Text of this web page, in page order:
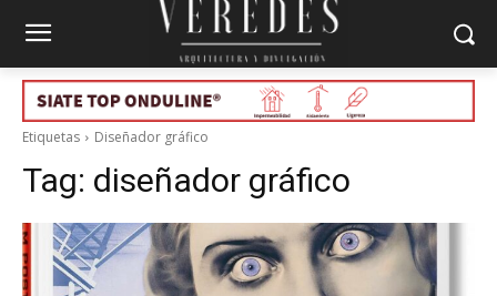
Etiquetas Diseñador gráfico
Tag: diseñador gráfico